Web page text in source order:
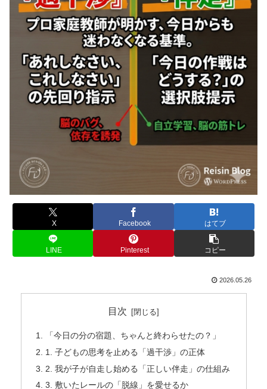
X Facebook はてブ
LINE Pinterest コピー
2026.05.26
目次
「今日の分の宿題、ちゃんと終わらせたの？」
1. 子どもの思考を止める「過干渉」の正体
2. 我が子が自走し始める「正しい伴走」の仕組み
3. 敷いたレールの「脱線」を愛せるか